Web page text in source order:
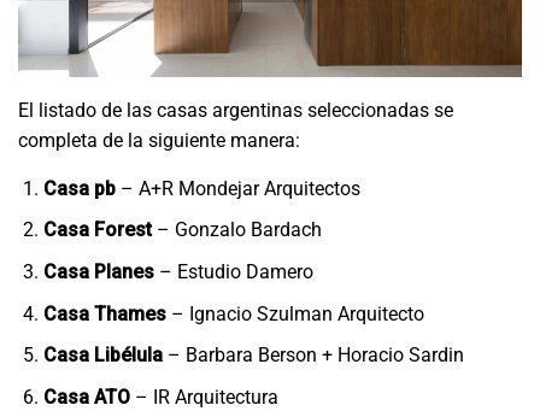
El listado de las casas argentinas seleccionadas se
completa de la siguiente manera:
Casa pb– A+R Mondejar Arquitectos
Casa Forest – Gonzalo Bardach
Casa Planes– Estudio Damero
Casa Thames– Ignacio Szulman Arquitecto
Casa Libélula– Barbara Berson + Horacio Sardin
Casa ATO– IR Arquitectura